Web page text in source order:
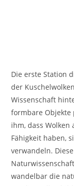
Die erste Station
der
Wissenschaft
formbare
ihm, dass Wolken
Fähigkeit haben,
verwandeln.
wandelbar die